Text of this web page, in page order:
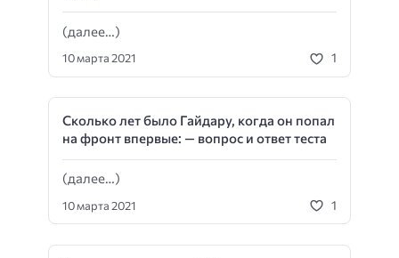
(далее…)
10 марта 2021 1
Сколько лет было Гайдару, когда он попал
на фронт впервые: — вопрос и ответ теста
(далее…)
10 марта 2021 1